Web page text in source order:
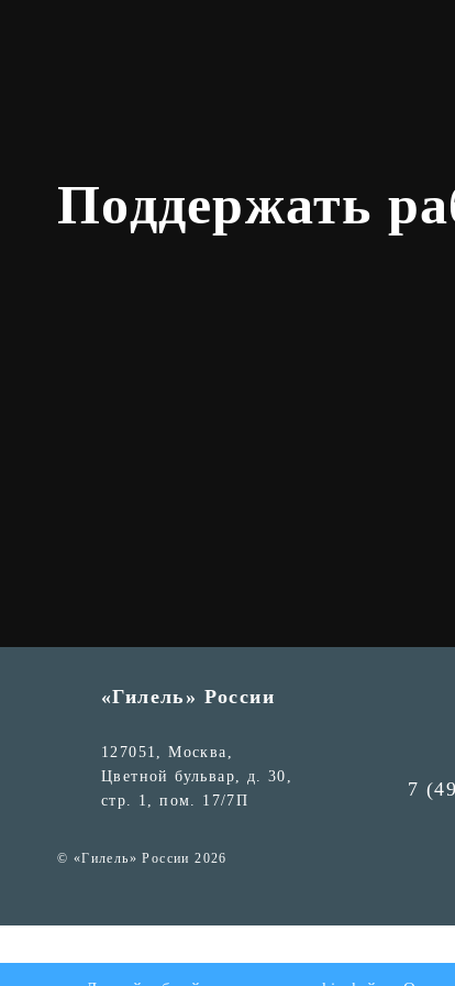
Поддержать
«Гилель» России
127051, Москва,
Цветной бульвар, д. 30,
стр. 1, пом. 17/7П
© «Гилель» России 2026
7